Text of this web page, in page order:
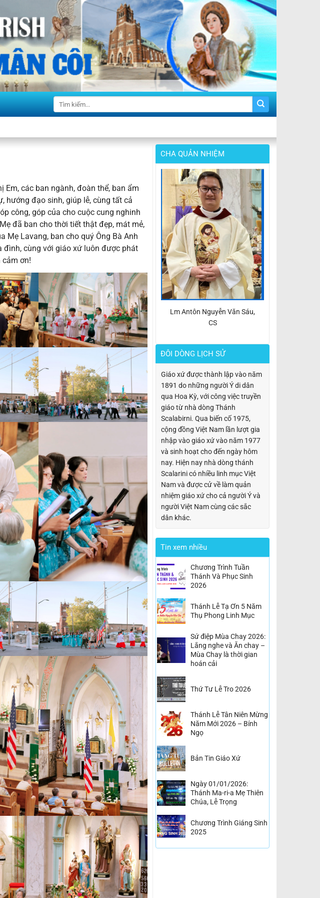
Em, các ban ngành, đoàn thể, ban ẩm
hướng đạo sinh, giúp lễ, cùng tất cả
công, góp của cho cuộc cung nghinh
đã ban cho thời tiết thật đẹp, mát mẻ,
Mẹ Lavang, ban cho quý Ông Bà Anh
đình, cùng với giáo xứ luôn được phát
cảm ơn!
CHA QUẢN NHIỆM
Lm Antôn Nguyễn Văn Sáu,
CS
ĐÔI DÒNG LỊCH SỬ
Giáo xứ được thành lập vào năm
1891 do những người Ý di dân
qua Hoa Kỳ, với công việc truyền
giáo từ nhà dòng Thánh
Scalabirni. Qua biến cố 1975,
cộng đồng Việt Nam lần lượt gia
nhập vào giáo xứ vào năm 1977
và sinh hoạt cho đến ngày hôm
nay. Hiện nay nhà dòng thánh
Scalarini có nhiều linh mục Việt
Nam và được cử về làm quản
nhiệm giáo xứ cho cả người Ý và
người Việt Nam cùng các sắc
dân khác.
Tin xem nhiều
Chương Trình Tuần
Thánh Và Phục Sinh
2026
Thánh Lễ Tạ Ơn 5 Năm
Thụ Phong Linh Mục
Sứ điệp Mùa Chay 2026:
Lắng nghe và Ăn chay –
Mùa Chay là thời gian
hoán cải
Thứ Tư Lễ Tro 2026
Thánh Lễ Tân Niên Mừng
Năm Mới 2026 – Bính
Ngọ
Bản Tin Giáo Xứ
Ngày 01/01/2026:
Thánh Ma-ri-a Mẹ Thiên
Chúa, Lễ Trọng
Chương Trình Giáng Sinh
2025